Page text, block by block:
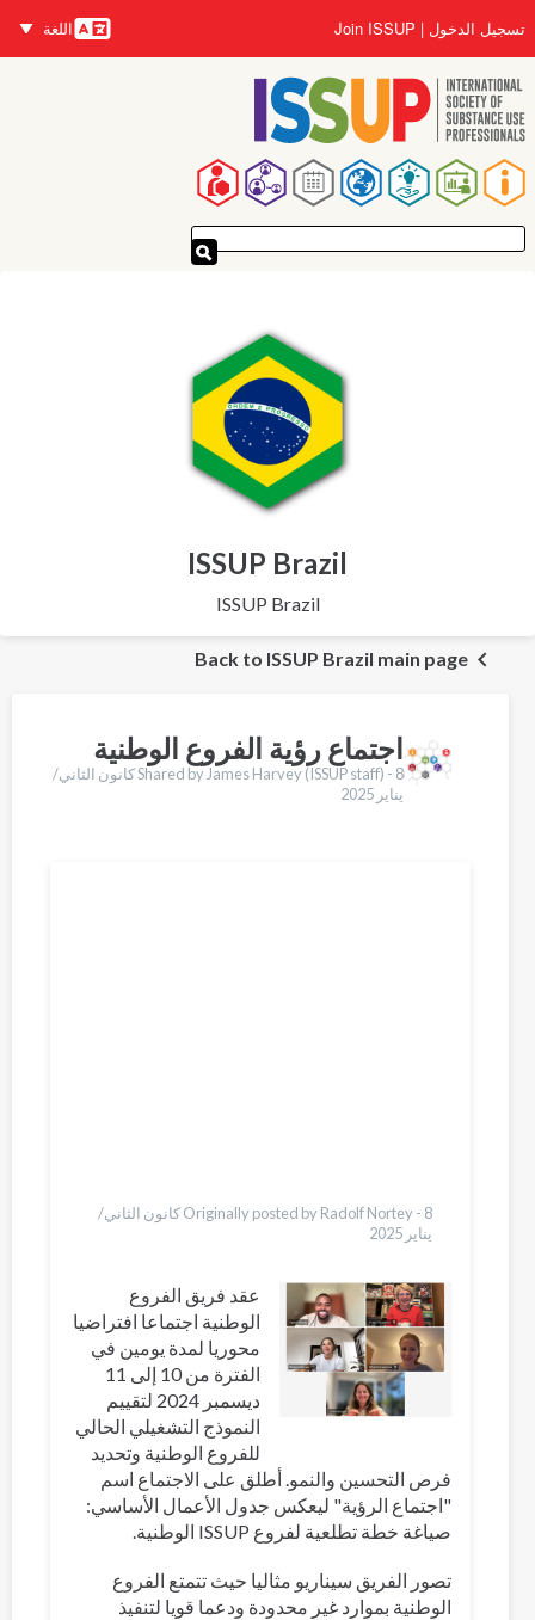
إلى
المحتوى
الرئيسي
تسجيل الدخول Join ISSUP
اللغات
اللغة
القائمة
الرئيسية
ISSUP Brazil
ISSUP Brazil
Back to ISSUP Brazil main page
اجتماع رؤية الفروع الوطنية
Shared by James Harvey (ISSUP staff) -8 كانون الثاني/
يناير 2025
Originally posted by Radolf Nortey -8 كانون الثاني/
يناير 2025
عقد فريق الفروع
الوطنية اجتماعا افتراضيا
محوريا لمدة يومين في
الفترة من 10 إلى 11
ديسمبر 2024 لتقييم
النموذج التشغيلي الحالي
للفروع الوطنية وتحديد
فرص التحسين والنمو. أطلق على الاجتماع اسم
"اجتماع الرؤية" ليعكس جدول الأعمال الأساسي:
صياغة خطة تطلعية لفروع ISSUP الوطنية.
تصور الفريق سيناريو مثاليا حيث تتمتع الفروع
الوطنية بموارد غير محدودة ودعما قويا لتنفيذ